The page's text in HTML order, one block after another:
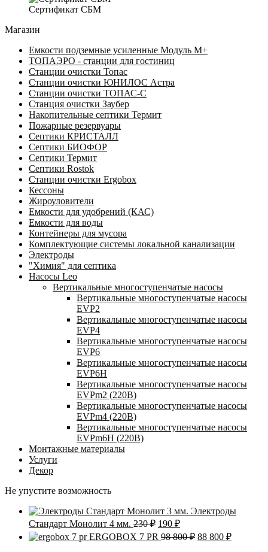
Сертификат СБМ
Магазин
Емкости подземные усиленные Модуль М+
ТОПАЭРО - станции для гостиниц
Станции очистки Топас
Станции очистки ЮНИЛОС Астра
Станции очистки ТОПАС-C
Станция очистки Заубер
Накопительные септики Термит
Пожарные резервуары
Септики КРИСТАЛЛ
Септики БИОФОР
Септики Термит
Септики Rostok
Станции очистки Ergobox
Кессоны
Жироуловители
Емкости для удобрений (КАС)
Емкости для воды
Контейнеры для мусора
Комплектующие системы локальной канализации
Электроды
"Химия" для септика
Насосы Leo
Вертикальные многоступенчатые насосы
Вертикальные многоступенчатые насосы
EVP2
Вертикальные многоступенчатые насосы
EVP4
Вертикальные многоступенчатые насосы
EVP6
Вертикальные многоступенчатые насосы
EVP6Н
Вертикальные многоступенчатые насосы
EVPm2 (220В)
Вертикальные многоступенчатые насосы
EVPm4 (220В)
Вертикальные многоступенчатые насосы
EVPm6Н (220В)
Монтажные материалы
Услуги
Декор
Не упустите возможность
Электроды
Стандарт Монолит 4 мм. 230₽ Первоначальная
цена
составляла
190 ₽Текущая
цена:
190 ₽.
ERGOBOX 7 PR 98 800₽ Первоначальная
88 800 ₽Текущая